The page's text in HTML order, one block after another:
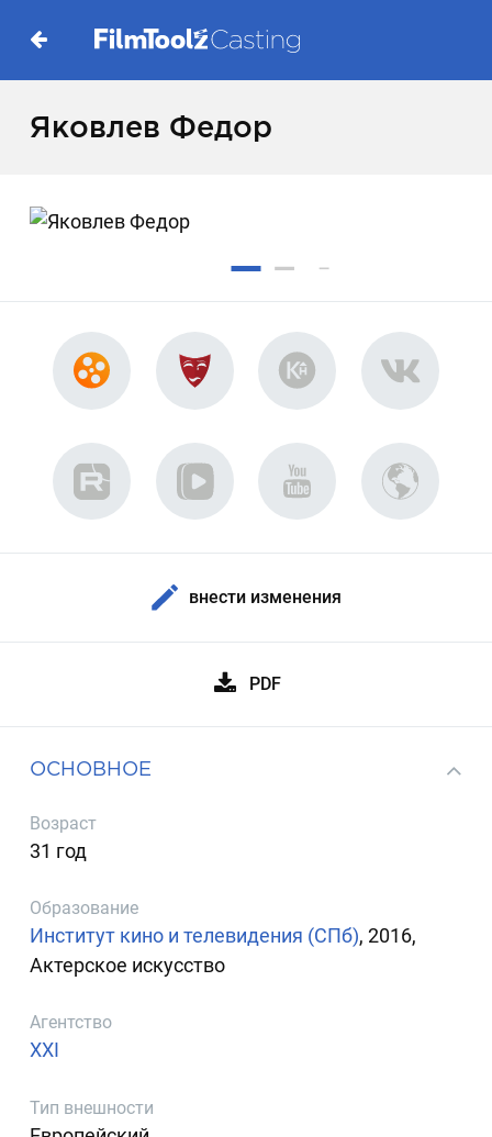
Яковлев Федор
внести изменения
PDF
ОСНОВНОЕ
Возраст
31 год
Образование
Институт кино и телевидения (СПб), 2016,
Актерское искусство
Агентство
XXI
Тип внешности